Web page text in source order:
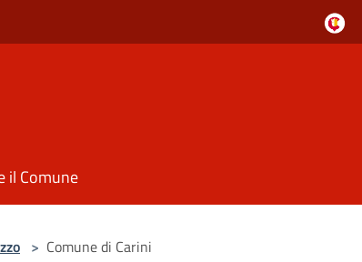
il Comune
> Comune di Carini